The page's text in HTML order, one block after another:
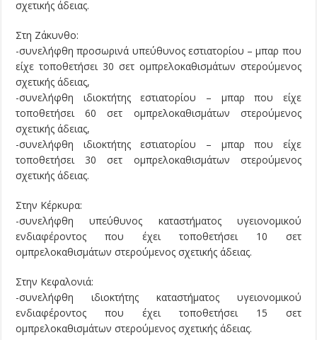
σχετικής άδειας.
Στη Ζάκυνθο:
-συνελήφθη προσωρινά υπεύθυνος εστιατορίου – μπαρ που
είχε τοποθετήσει 30 σετ ομπρελοκαθισμάτων στερούμενος
σχετικής άδειας,
-συνελήφθη ιδιοκτήτης εστιατορίου – μπαρ που είχε
τοποθετήσει 60 σετ ομπρελοκαθισμάτων στερούμενος
σχετικής άδειας,
-συνελήφθη ιδιοκτήτης εστιατορίου – μπαρ που είχε
τοποθετήσει 30 σετ ομπρελοκαθισμάτων στερούμενος
σχετικής άδειας.
Στην Κέρκυρα:
-συνελήφθη υπεύθυνος καταστήματος υγειονομικού
ενδιαφέροντος που έχει τοποθετήσει 10 σετ
ομπρελοκαθισμάτων στερούμενος σχετικής άδειας.
Στην Κεφαλονιά:
-συνελήφθη ιδιοκτήτης καταστήματος υγειονομικού
ενδιαφέροντος που έχει τοποθετήσει 15 σετ
ομπρελοκαθισμάτων στερούμενος σχετικής άδειας.